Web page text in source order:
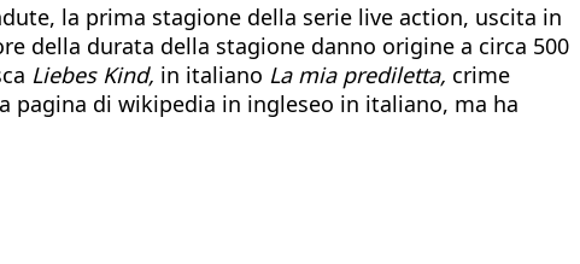
la prima stagione della serie live action, uscita in
della durata della stagione danno origine a circa 500
Liebes Kind, in italiano La mia prediletta, crime
pagina di wikipedia in ingleseo in italiano, ma ha